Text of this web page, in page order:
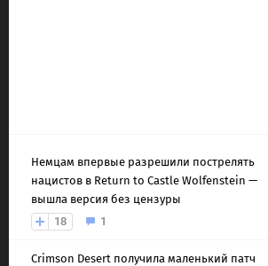
Немцам впервые разрешили пострелять
нацистов в Return to Castle Wolfenstein —
вышла версия без цензуры
18
1
Crimson Desert получила маленький патч